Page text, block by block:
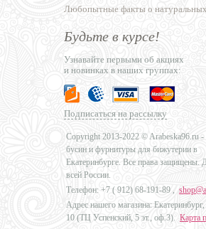
Любопытные факты о
Будьте в курсе!
Узнавайте первыми об акциях
и новинках в наших группах:
Подписаться на рассылку
Copyright 2013-2022 © Arabeska96.ru -
бусин и фурнитуры для бижутерии в
Екатеринбурге. Все права защищены.
всей России.
Телефон: +7 ( 912) 68-191-89 ,
Адрес нашего магазина:
10 (ТЦ Успенский, 5 эт., оф.3). Карта